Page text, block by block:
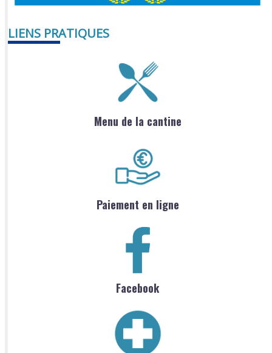
LIENS PRATIQUES
Menu de la cantine
Paiement en ligne
Facebook